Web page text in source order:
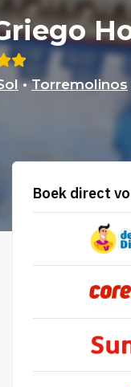
•Torremolinos
Boek direct